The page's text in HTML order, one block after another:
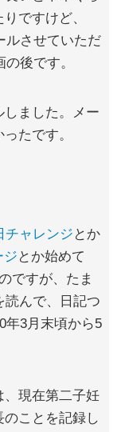
ですけど、
ルさせていただ
後です。
ました。メー
たです。
チャレンジ とか
ジ とか始めて
ですが、たま
読んで、日記つ
年3月末頃から5
、現在第二子妊
ことを記録し